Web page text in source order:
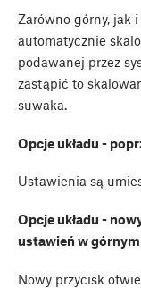
Zarówno górny, jak
automatycznie
podawanej przez
zastąpić to
suwaka.
Opcje układu -
Ustawienia są
Opcje układu -
ustawień w
Nowy przycisk